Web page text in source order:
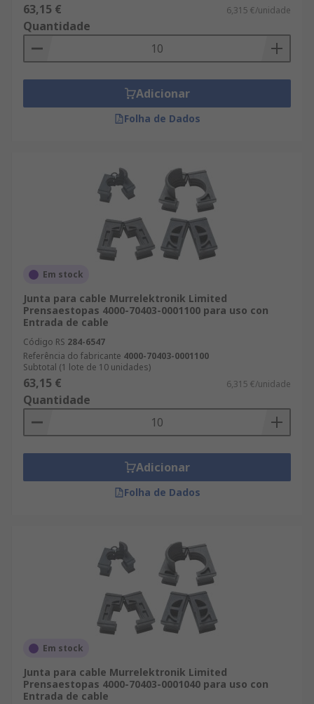
63,15 € 6,315 €/unidade
Quantidade
Adicionar
Folha de Dados
Em stock
Junta para cable Murrelektronik Limited
Prensaestopas 4000-70403-0001100 para uso con
Entrada de cable
Código RS 284-6547
Referência do fabricante 4000-70403-0001100
Subtotal (1 lote de 10 unidades)
63,15 € 6,315 €/unidade
Quantidade
Adicionar
Folha de Dados
Em stock
Junta para cable Murrelektronik Limited
Prensaestopas 4000-70403-0001040 para uso con
Entrada de cable